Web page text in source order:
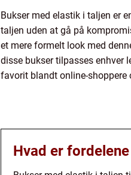
Bukser med elastik i taljen er
taljen uden at gå på
et mere formelt look med
disse bukser tilpasses enhver
favorit blandt online-shoppere
Hvad er